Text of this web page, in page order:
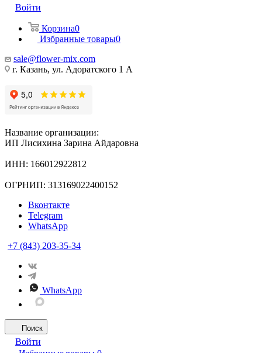
Войти
Корзина0
Избранные товары0
sale@flower-mix.com
г. Казань, ул. Адоратского 1 А
Название организации:
ИП Лисихина Зарина Айдаровна
ИНН: 166012922812
ОГРНИП: 313169022400152
Вконтакте
Telegram
WhatsApp
+7 (843) 203-35-34
WhatsApp
Поиск
Войти